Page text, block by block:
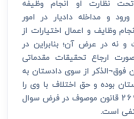
نظارت او انجام وظیفه
و مداخله دادیار در امور
وظایف و اعمال اختیارات از
نه در عرض آن؛ بنابراین در
ارجاع تحقیقات مقدماتی
92 قانون فوق¬الذکر از سوی دادستان به
بوده و حق اختلاف با وی را
ندارد و اعمال ماده 269 قانون موصوف در فرض سوال
است.